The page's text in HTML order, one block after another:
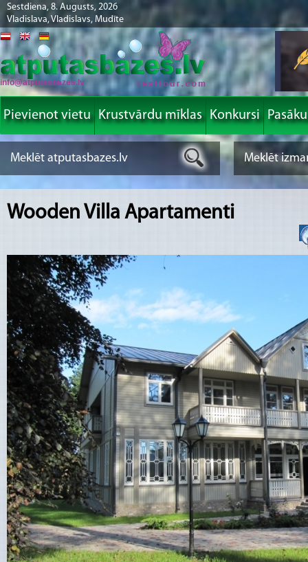
Sestdiena, 8. Augusts, 2026
Vladislava, Vladislavs, Mudīte
info@atputasbazes.lv
Pievienot vietu Krustvārdu mīklas Konkursi
Wooden Villa Apartamenti